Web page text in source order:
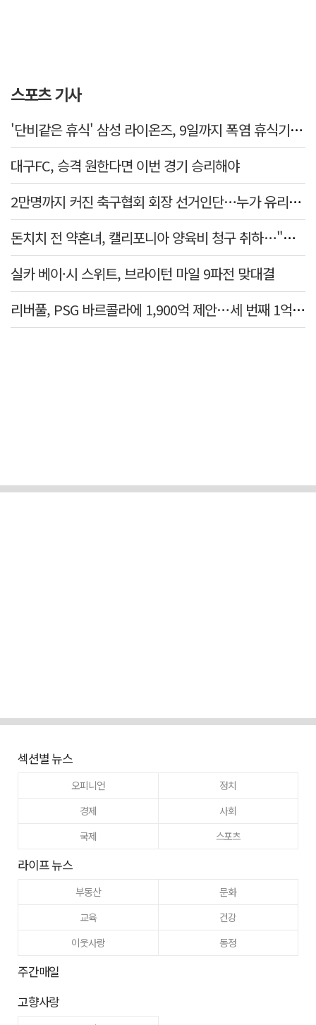
스포츠 기사
'단비같은 휴식' 삼성 라이온즈, 9일까지 폭염 휴식기에 재정비
대구FC, 승격 원한다면 이번 경기 승리해야
2만명까지 커진 축구협회 회장 선거인단…누가 유리할까
돈치치 전 약혼녀, 캘리포니아 양육비 청구 취하…"합의로 해결"
실카 베이·시 스위트, 브라이턴 마일 9파전 맞대결
리버풀, PSG 바르콜라에 1,900억 제안…세 번째 1억 파운드 영입 추진
섹션별 뉴스
오피니언
정치
경제
사회
국제
스포츠
라이프 뉴스
부동산
문화
교육
건강
이웃사랑
동정
주간매일
고향사랑